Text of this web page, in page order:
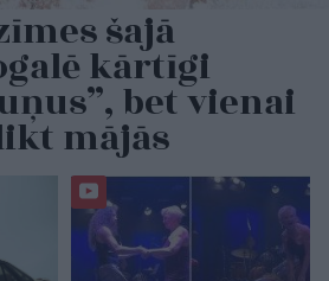
šajā
kārtīgi
bet vienai
mājās